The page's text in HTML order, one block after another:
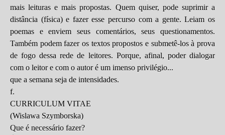
mais leituras e mais propostas. Quem quiser, pode suprimir a
distância (física) e fazer esse percurso com a gente. Leiam os
poemas e enviem seus comentários, seus questionamentos.
Também podem fazer os textos propostos e submetê-los à prova
de fogo dessa rede de leitores. Porque, afinal, poder dialogar
com o leitor e com o autor é um imenso privilégio...
que a semana seja de intensidades.
f.
CURRICULUM VITAE
(Wislawa Szymborska)
Que é necessário fazer?